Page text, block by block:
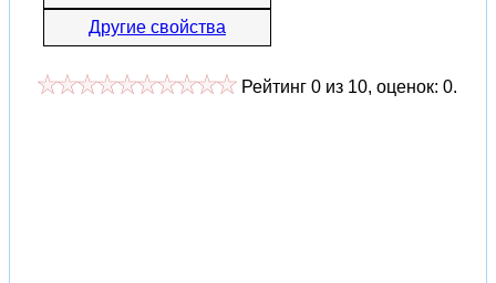
Другие свойства
Рейтинг 0 из 10, оценок: 0.